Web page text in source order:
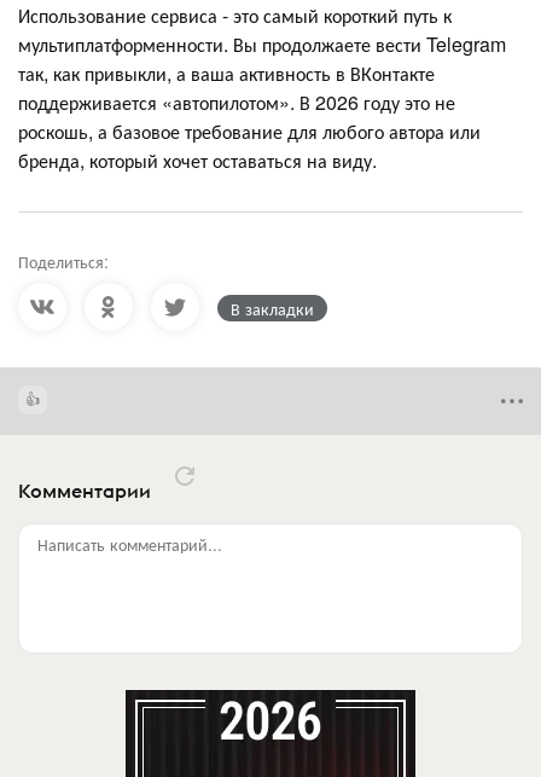
Использование сервиса - это самый короткий путь к
мультиплатформенности. Вы продолжаете вести Telegram
так, как привыкли, а ваша активность в ВКонтакте
поддерживается «автопилотом». В 2026 году это не
роскошь, а базовое требование для любого автора или
бренда, который хочет оставаться на виду.
Поделиться:
В закладки
Комментарии
Написать комментарий...